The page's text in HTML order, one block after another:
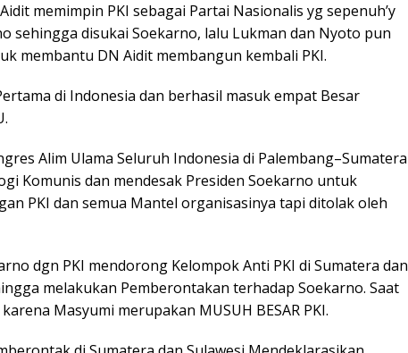
memimpin PKI sebagai Partai Nasionalis yg sepenuh’y
sehingga disukai Soekarno, lalu Lukman dan Nyoto pun
membantu DN Aidit membangun kembali PKI.
di Indonesia dan berhasil masuk empat Besar
Alim Ulama Seluruh Indonesia di Palembang–Sumatera
Komunis dan mendesak Presiden Soekarno untuk
PKI dan semua Mantel organisasinya tapi ditolak oleh
dgn PKI mendorong Kelompok Anti PKI di Sumatera dan
melakukan Pemberontakan terhadap Soekarno. Saat
Masyumi merupakan MUSUH BESAR PKI.